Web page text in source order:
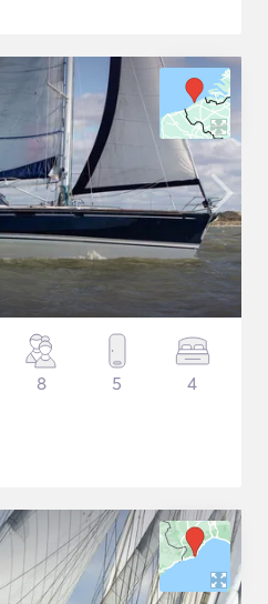
8 5 4